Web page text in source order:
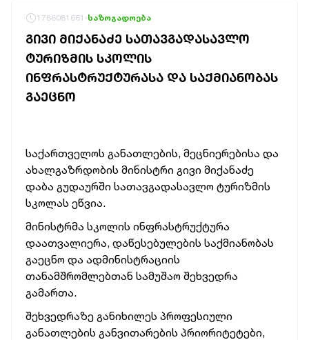
1786081661 საზოგადოება
ᲒᲘᲕᲘ ᲛᲘᲥᲐᲜᲐᲫᲔ ᲡᲐᲗᲐᲕᲒᲐᲓᲐᲡᲐᲕᲚᲝ
ᲢᲣᲠᲘᲖᲛᲘᲡ ᲡᲙᲝᲚᲘᲡ
ᲘᲜᲤᲠᲐᲡᲢᲠᲣᲥᲢᲣᲠᲐᲡᲐ ᲓᲐ ᲡᲐᲥᲛᲘᲐᲜᲝᲑᲐᲡ
ᲒᲐᲔᲪᲜᲝ
საქართველოს განათლების, მეცნიერებისა და
ახალგაზრდობის მინისტრი გივი მიქანაძე
დაბა გუდაურში სათავგადასავლო ტურიზმის
სკოლას ეწვია.
მინისტრმა სკოლის ინფრასტრუქტურა
დაათვალიერა, დაწესებულების საქმიანობას
გაეცნო და ადმინისტრაციის
თანამშრომლებთან სამუშაო შეხვედრა
გამართა.
შეხვედრაზე განიხილეს პროფესიული
განათლების განვითარების პრიორიტეტები,